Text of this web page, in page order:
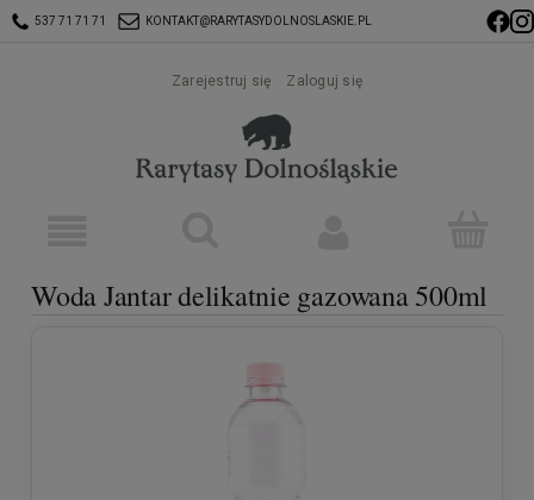
537 71 71 71 KONTAKT@RARYTASYDOLNOSLASKIE.PL
Zarejestruj się Zaloguj się
Woda Jantar delikatnie gazowana 500ml